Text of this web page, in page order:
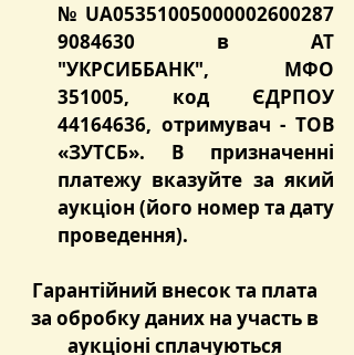
№ UA05351005000002600287
9084630 в АТ
"УКРСИББАНК", МФО
351005, код ЄДРПОУ
44164636, отримувач - ТОВ
«ЗУТСБ». В призначенні
платежу вказуйте за який
аукціон (його номер та дату
проведення).
Гарантійний внесок та плата
за обробку даних на участь в
аукціоні сплачуються